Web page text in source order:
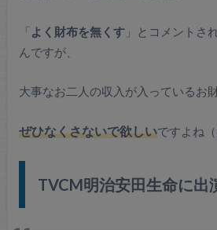
「 よく財布を無くす」とコメントさ
んですが、
大事なお二人の収入が入っているお
ぜひなくさないで欲しいですよね（
TVCM明治安田生命に出